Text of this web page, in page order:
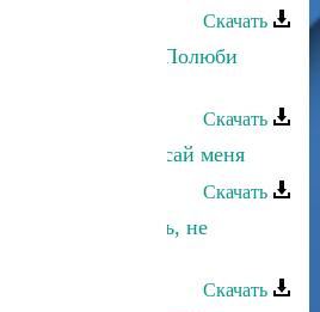
Скачать
Магомедов - Полюби
Скачать
- Не бросай меня
Скачать
меня не любишь, не
Скачать